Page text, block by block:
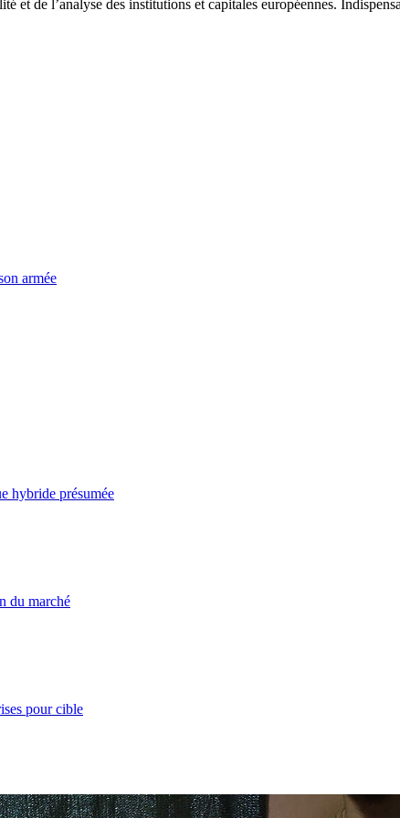
et de l’analyse des institutions et capitales européennes.
armée
hybride présumée
du marché
pour cible